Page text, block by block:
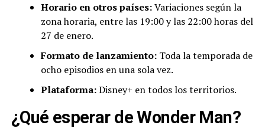
Horario en otros países:Variaciones según la
zona horaria, entre las 19:00 y las 22:00 horas del
27 de enero.
Formato de lanzamiento:Toda la temporada de
ocho episodios en una sola vez.
Plataforma:Disney+ en todos los territorios.
¿Qué esperar de Wonder Man?